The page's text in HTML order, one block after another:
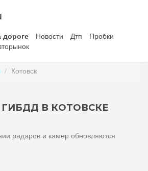
дороге Новости Дтп
Пробки
Котовск
ГИБДД В КОТОВСКЕ
радаров и камер обновляются